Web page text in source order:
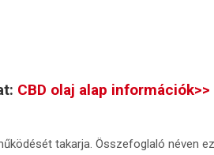
CBD olaj alap információk>>
takarja. Összefoglaló néven